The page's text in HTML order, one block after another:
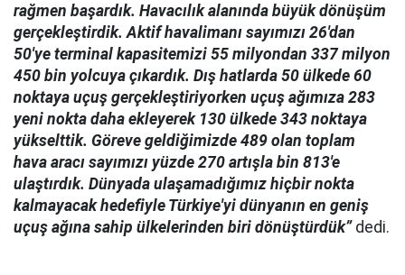
rağmen başardık. Havacılık alanında büyük dönüşüm
gerçekleştirdik. Aktif havalimanı sayımızı 26'dan
50'ye terminal kapasitemizi 55 milyondan 337 milyon
450 bin yolcuya çıkardık. Dış hatlarda 50 ülkede 60
noktaya uçuş gerçekleştiriyorken uçuş ağımıza 283
yeni nokta daha ekleyerek 130 ülkede 343 noktaya
yükselttik. Göreve geldiğimizde 489 olan toplam
hava aracı sayımızı yüzde 270 artışla bin 813'e
ulaştırdık. Dünyada ulaşamadığımız hiçbir nokta
kalmayacak hedefiyle Türkiye'yi dünyanın en geniş
uçuş ağına sahip ülkelerinden biri dönüştürdük”dedi.